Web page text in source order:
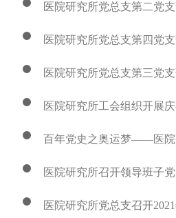
医院研究所党总支第二党
医院研究所党总支第四党
医院研究所党总支第三党
医院研究所工会组织开展
百年党史之奥运梦——医院
医院研究所召开领导班子
医院研究所党总支召开